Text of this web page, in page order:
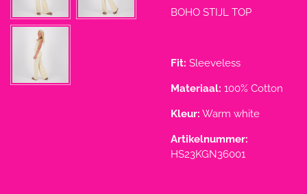
BOHO STIJL TOP
Fit: Sleeveless
Materiaal: 100% Cotton
Kleur: Warm white
Artikelnummer:
HS23KGN36001